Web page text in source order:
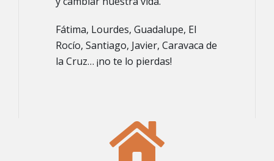
​Fátima, Lourdes, Guadalupe, El
Rocío, Santiago, Javier, Caravaca de
la Cruz… ¡no te lo pierdas!